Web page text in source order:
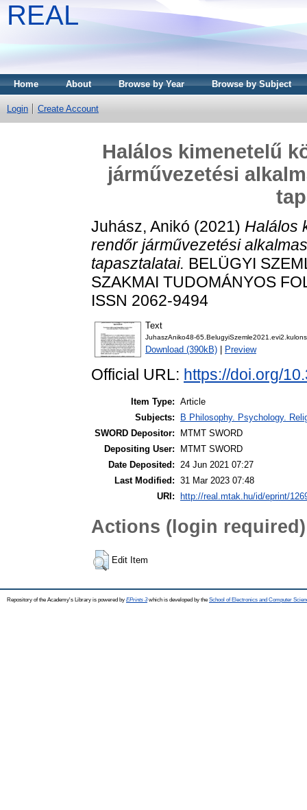
REAL
Home About Browse by Year Browse by Subject
Login Create Account
Halálos kimenetelű
járművezetési
Juhász, Anikó (2021) Halálos
rendőr járművezetési
tapasztalatai. BELÜGYI
SZAKMAI TUDOMÁNYOS
ISSN 2062-9494
Text
JuhaszAniko48-
Download (390kB) Preview
Official URL: https://doi.org/
Item Type: Article
Subjects:
B Philosophy. Psychology.
SWORD Depositor:
MTMT SWORD
Depositing User:
MTMT SWORD
Date Deposited: 24 Jun 2021 07:27
Last Modified: 31 Mar 2023 07:48
URI:
http://real.mtak.hu/id/eprint/
Actions (login required)
Edit Item
Repository of the Academy's Library is powered by EPrints 3which is developed by the School of Electronics and Computer